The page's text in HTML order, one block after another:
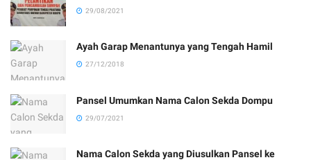
29/08/2021
Ayah Garap Menantunya yang Tengah Hamil
27/12/2018
Pansel Umumkan Nama Calon Sekda Dompu
29/07/2021
Nama Calon Sekda yang Diusulkan Pansel ke